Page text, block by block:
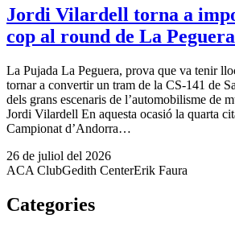
Jordi Vilardell torna a
cop al round de La
La Pujada La Peguera, prova que va tenir
tornar a convertir un tram de la CS-141 de
dels grans escenaris de l’automobilisme de
Jordi Vilardell En aquesta ocasió la quarta
Campionat d’Andorra…
26 de juliol del 2026
ACA ClubGedith CenterErik Faura
Categories